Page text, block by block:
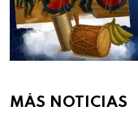
MÁS NOTICIAS